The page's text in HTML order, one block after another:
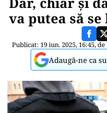
va putea să
Publicat: 19 iun. 2025, 16:45, de
Adaugă-ne ca